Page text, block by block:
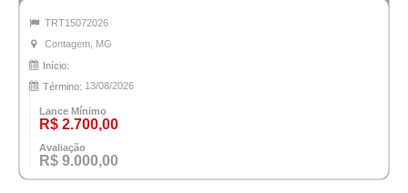
TRT15072026
Contagem, MG
Início:
Término: 13/08/2026
Lance Mínimo
R$ 2.700,00
Avaliação
R$ 9.000,00